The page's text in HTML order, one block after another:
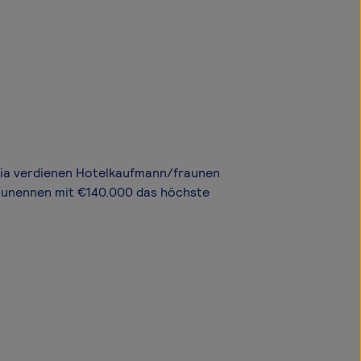
verdienen Hotelkaufmann/fraunen
mit €140.000 das höchste